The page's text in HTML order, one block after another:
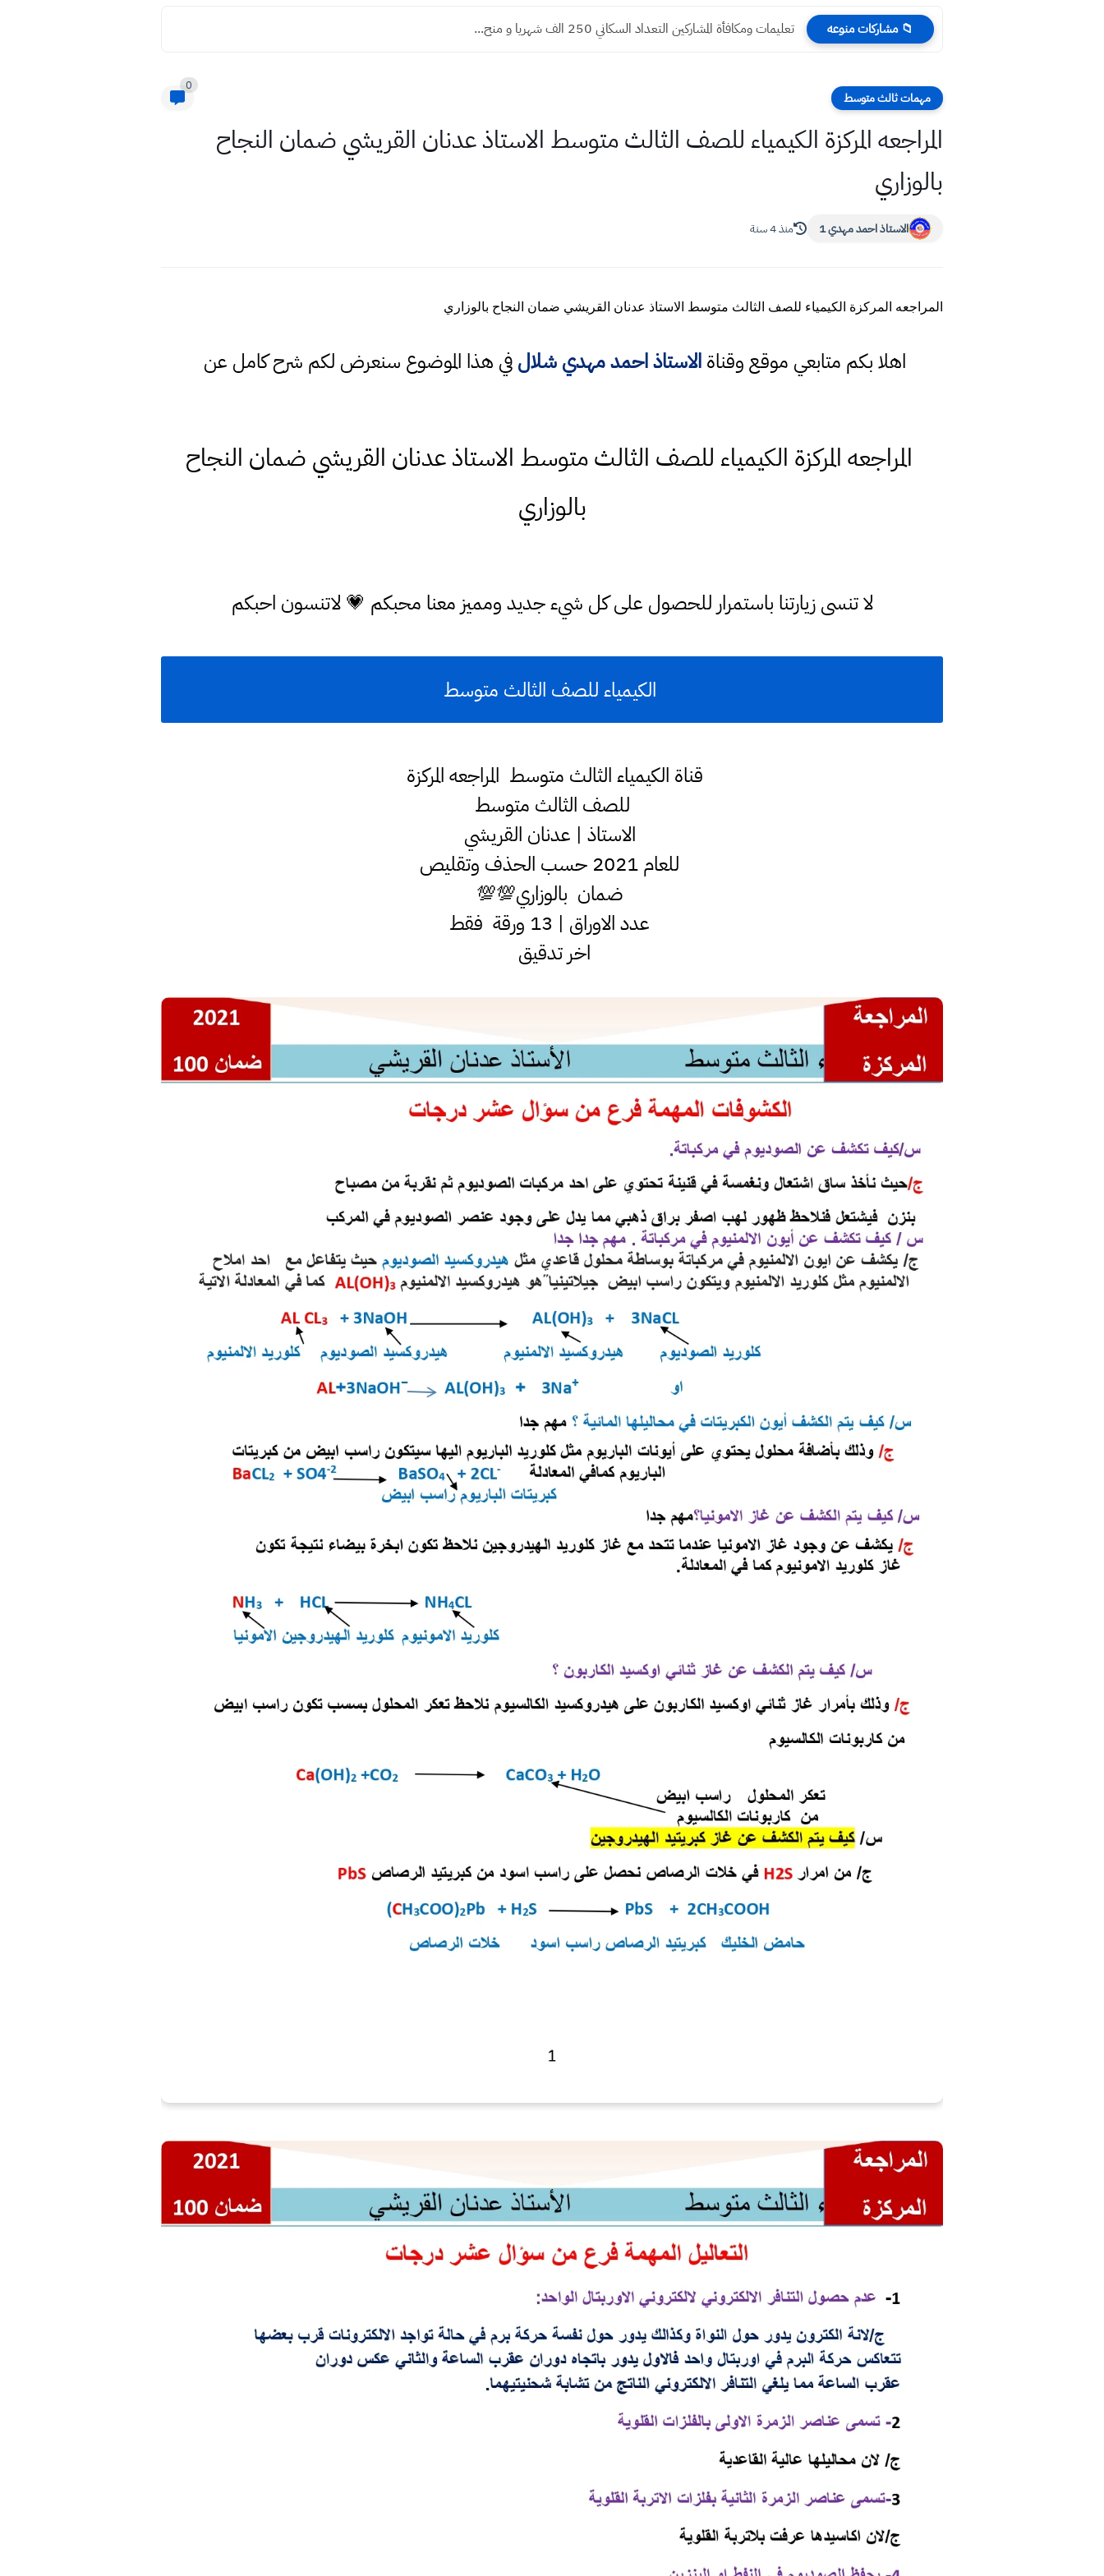
📁 مشاركات منوعه تعليمات ومكافأة المشاركين التعداد السكاني 250 الف شهريا و منح...
مهمات ثالث متوسط
0
المراجعه المركزة الكيمياء للصف الثالث متوسط الاستاذ عدنان القريشي ضمان النجاح
بالوزاري
الاستاذ احمد مهدي 1 منذ 4 سنة
المراجعه المركزة الكيمياء للصف الثالث متوسط الاستاذ عدنان القريشي ضمان النجاح بالوزاري
اهلا بكم متابعي موقع وقناةالاستاذ احمد مهدي شلالفي هذا الموضوع سنعرض لكم شرح كامل عن
المراجعه المركزة الكيمياء للصف الثالث متوسط الاستاذ عدنان القريشي ضمان النجاح
بالوزاري
لا تنسى زيارتنا باستمرار للحصول على كل شيء جديد ومميز معنا محبكم 💗 لاتنسون احبكم
الكيمياء للصف الثالث متوسط
قناة الكيمياء الثالث متوسط المراجعه المركزة
للصف الثالث متوسط
الاستاذ | عدنان القريشي
للعام 2021 حسب الحذف وتقليص
ضمان بالوزاري💯💯
عدد الاوراق | 13 ورقة فقط
اخر تدقيق